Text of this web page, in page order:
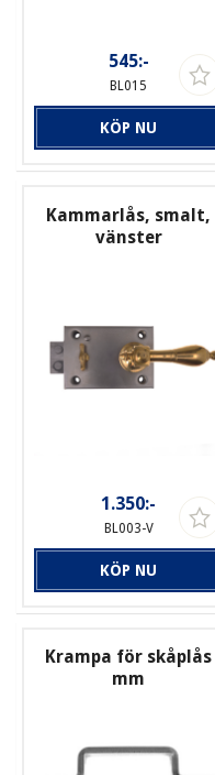
545:-
BL015
KÖP NU
Kammarlås, smalt,
vänster
1.350:-
BL003-V
KÖP NU
Krampa för skåplås
mm